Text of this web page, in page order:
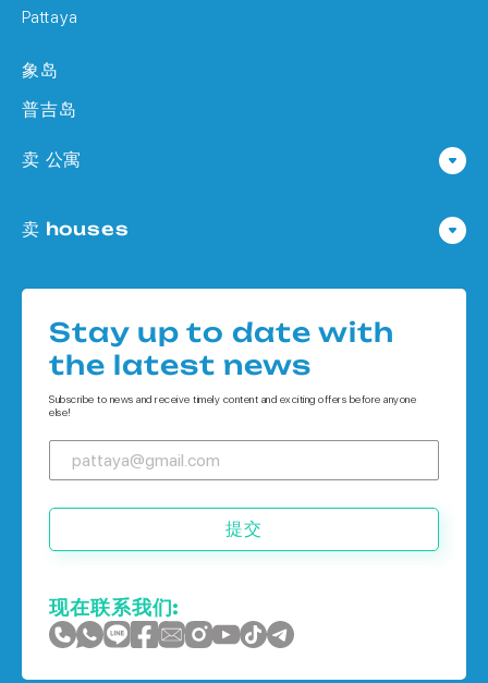
Pattaya
象岛
普吉岛
卖 公寓
公寓 在
公寓 在 普吉岛
卖 houses
Houses 在 象岛
Stay up to date with
the latest news
Subscribe to news and receive timely content and exciting offers before anyone
else!
提交
现在联系我们: